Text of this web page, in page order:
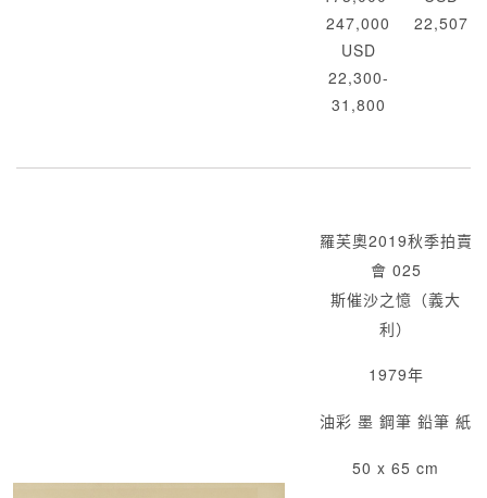
247,000
USD
22,300-
31,800
22,507
羅芙奧2019秋季拍賣
會 025
斯催沙之憶（義大
利）
1979年
油彩 墨 鋼筆 鉛筆 紙
50 x 65 cm